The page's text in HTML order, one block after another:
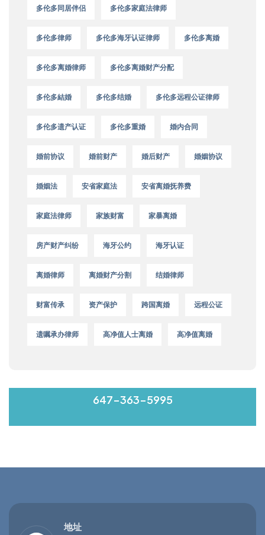
多伦多同居伴侣 多伦多家庭法律师
多伦多律师 多伦多海牙认证律师 多伦多离婚
多伦多离婚律师 多伦多离婚财产分配
多伦多結婚 多伦多结婚 多伦多远程公证律师
多伦多遗产认证 多伦多重婚 婚内合同
婚前协议 婚前财产 婚后财产 婚姻协议
婚姻法 安省家庭法 安省离婚抚养费
家庭法律师 家族财富 家暴离婚
房产财产纠纷 海牙公约 海牙认证
离婚律师 离婚财产分割 结婚律师
财富传承 资产保护 跨国离婚 远程公证
遗嘱承办律师 高净值人士离婚 高净值离婚
647-363-5995
地址